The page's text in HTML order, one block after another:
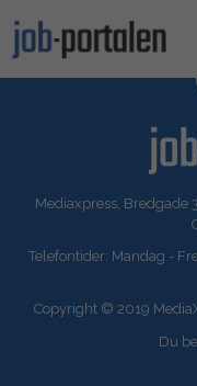
Mediaxpress, Bredgade
Telefontider: Mandag -
Copyright © 2019
Du